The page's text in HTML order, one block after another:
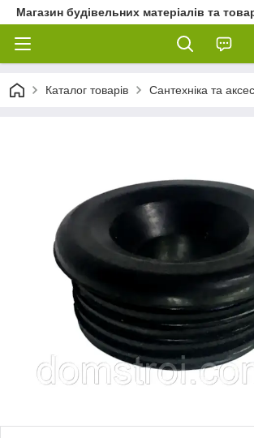
Магазин будівельних матеріалів та
Каталог товарів Сантехніка та